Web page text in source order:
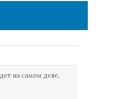
на самом деле,